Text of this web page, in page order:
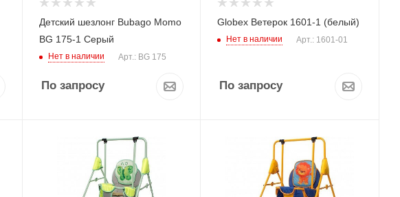
Детский шезлонг Bubago Momo
BG 175-1 Серый
Нет в наличии Арт.: BG 175
По запросу
Globex Ветерок 1601-1 (белый)
Нет в наличии Арт.: 1601-01
По запросу